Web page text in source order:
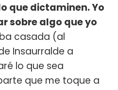
que dictaminen. Yo
sobre algo que yo
casada (al
Insaurralde a
lo que sea
que me toque a